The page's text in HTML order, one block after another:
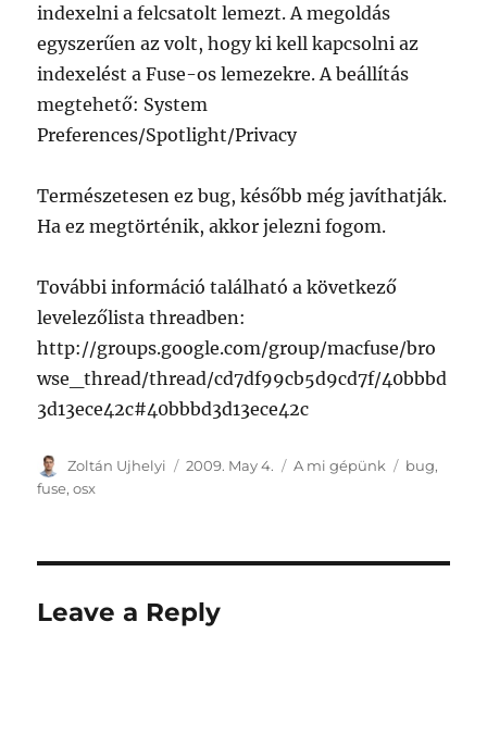
indexelni a felcsatolt lemezt. A megoldás
egyszerűen az volt, hogy ki kell kapcsolni az
indexelést a Fuse-os lemezekre. A beállítás
megtehető: System
Preferences/Spotlight/Privacy
Természetesen ez bug, később még javíthatják.
Ha ez megtörténik, akkor jelezni fogom.
További információ található a következő
levelezőlista threadben:
http://groups.google.com/group/macfuse/bro
wse_thread/thread/cd7df99cb5d9cd7f/40bbbd
3d13ece42c#40bbbd3d13ece42c
Author
Zoltán Ujhelyi
Posted
2009. May 4. Categories
A mi gépünk Tags
bug,
fuse,osx
Leave a Reply